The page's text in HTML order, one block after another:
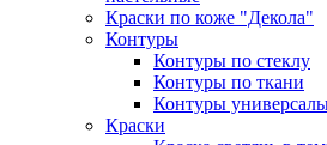
Краски по коже "Декола"
Контуры
Контуры по стеклу
Контуры по ткани
Контуры
Краски